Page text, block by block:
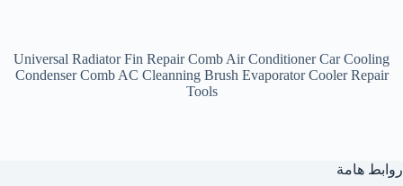
Universal Radiator Fin Repair Comb Air Conditioner Car Cooling
Condenser Comb AC Cleanning Brush Evaporator Cooler Repair
Tools
روابط هامة